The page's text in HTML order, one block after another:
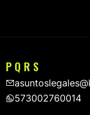
P Q R S
573002760014